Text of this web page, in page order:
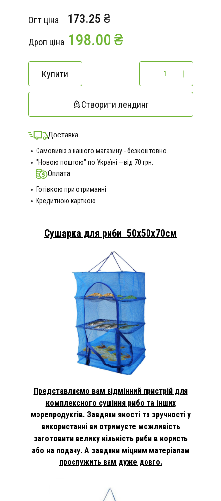
Опт ціна 173.25 ₴
Дроп ціна 198.00 ₴
Купити
Створити лендинг
Доставка
Самовивіз з нашого магазину - безкоштовно.
"Новою поштою" по Україні —від 70 грн.
Оплата
Готівкою при отриманні
Кредитною карткою
Сушарка для риби 50х50х70см
Представляємо вам відмінний пристрій для
комплексного сушіння рибо та інших
морепродуктів. Завдяки якості та зручності у
використанні ви отримуєте можливість
заготовити велику кількість риби в користь
або на подачу. А завдяки міцним матеріалам
прослужить вам дуже довго.